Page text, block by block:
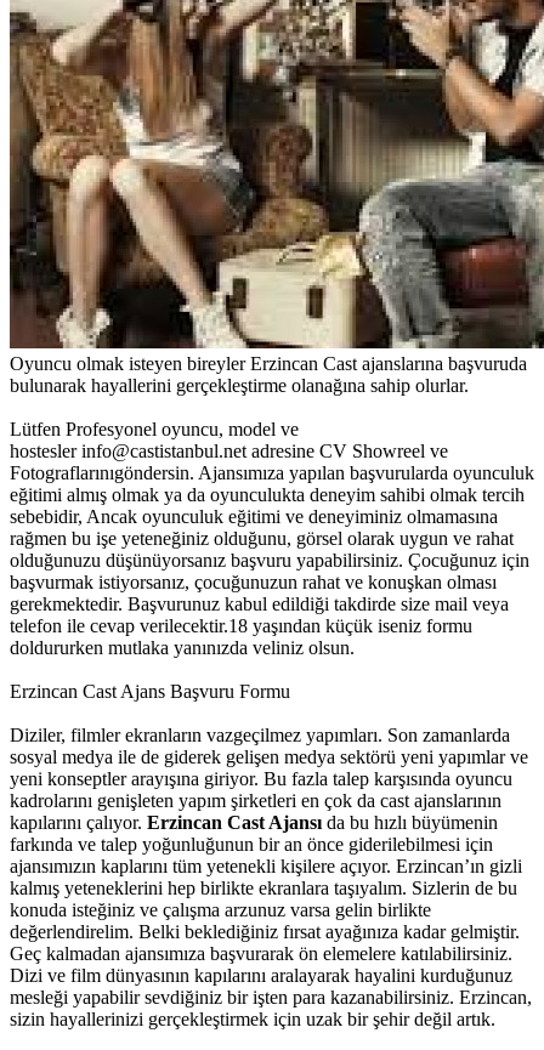
Oyuncu olmak isteyen bireyler Erzincan Cast ajanslarına başvuruda
bulunarak hayallerini gerçekleştirme olanağına sahip olurlar.
Lütfen Profesyonel oyuncu, model ve
hostesler info@castistanbul.net adresine CV Showreel ve
Fotograflarınıgöndersin. Ajansımıza yapılan başvurularda oyunculuk
eğitimi almış olmak ya da oyunculukta deneyim sahibi olmak tercih
sebebidir, Ancak oyunculuk eğitimi ve deneyiminiz olmamasına
rağmen bu işe yeteneğiniz olduğunu, görsel olarak uygun ve rahat
olduğunuzu düşünüyorsanız başvuru yapabilirsiniz. Çocuğunuz için
başvurmak istiyorsanız, çocuğunuzun rahat ve konuşkan olması
gerekmektedir. Başvurunuz kabul edildiği takdirde size mail veya
telefon ile cevap verilecektir.18 yaşından küçük iseniz formu
doldururken mutlaka yanınızda veliniz olsun.
Erzincan Cast Ajans Başvuru Formu
Diziler, filmler ekranların vazgeçilmez yapımları. Son zamanlarda
sosyal medya ile de giderek gelişen medya sektörü yeni yapımlar ve
yeni konseptler arayışına giriyor. Bu fazla talep karşısında oyuncu
kadrolarını genişleten yapım şirketleri en çok da cast ajanslarının
kapılarını çalıyor. Erzincan Cast Ajansı da bu hızlı büyümenin
farkında ve talep yoğunluğunun bir an önce giderilebilmesi için
ajansımızın kaplarını tüm yetenekli kişilere açıyor. Erzincan’ın gizli
kalmış yeteneklerini hep birlikte ekranlara taşıyalım. Sizlerin de bu
konuda isteğiniz ve çalışma arzunuz varsa gelin birlikte
değerlendirelim. Belki beklediğiniz fırsat ayağınıza kadar gelmiştir.
Geç kalmadan ajansımıza başvurarak ön elemelere katılabilirsiniz.
Dizi ve film dünyasının kapılarını aralayarak hayalini kurduğunuz
mesleği yapabilir sevdiğiniz bir işten para kazanabilirsiniz. Erzincan,
sizin hayallerinizi gerçekleştirmek için uzak bir şehir değil artık.